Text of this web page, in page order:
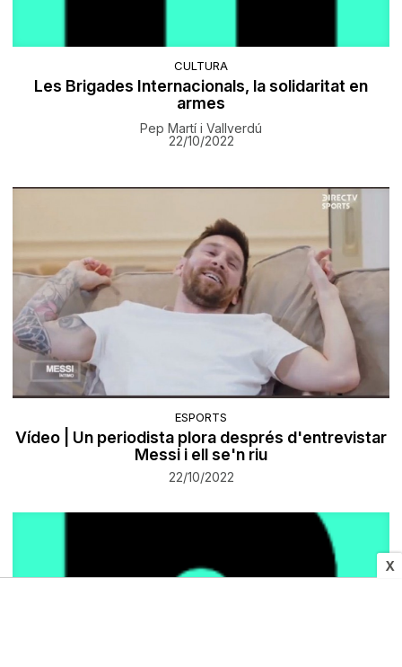
X
CULTURA
Les Brigades Internacionals, la solidaritat en
armes
Pep Martí i Vallverdú
22/10/2022
ESPORTS
Vídeo | Un periodista plora després d'entrevistar
Messi i ell se'n riu
22/10/2022